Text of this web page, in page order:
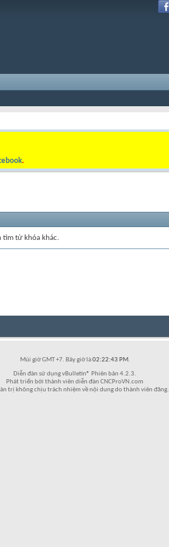
.
tìm từ khóa khác.
Múi giờ GMT +7. Bây giờ là02:22:43 PM.
Diễn đàn sử dụng vBulletin® Phiên bản 4.2.3.
Phát triển bởi thành viên diễn đàn CNCProVN.com
trị không chịu trách nhiệm về nội dung do thành viên đăng.